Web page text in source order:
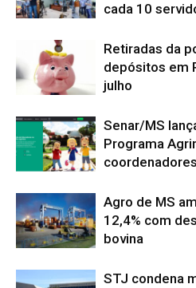
cada 10
Retiradas da
depósitos em
julho
Senar/MS
Programa
coordenadores
Agro de MS
12,4% com
bovina
STJ condena